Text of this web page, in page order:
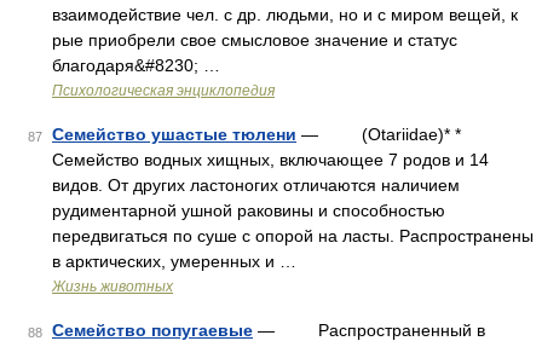
взаимодействие чел. с др. людьми, но и с миром вещей, к
рые приобрели свое смысловое значение и статус
благодаря&#8230; …
Психологическая энциклопедия
87 Семейство ушастые тюлени — (Otariidae)* *
Семейство водных хищных, включающее 7 родов и 14
видов. От других ластоногих отличаются наличием
рудиментарной ушной раковины и способностью
передвигаться по суше с опорой на ласты. Распространены
в арктических, умеренных и …
Жизнь животных
88 Семейство попугаевые — Распространенный в